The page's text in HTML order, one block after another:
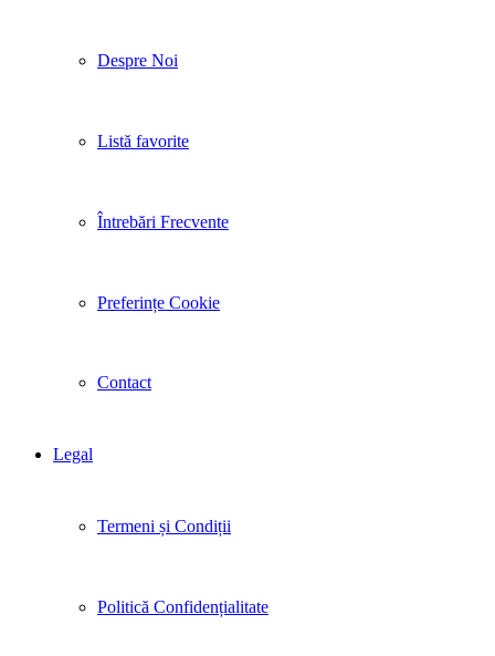
Despre Noi
Listă favorite
Întrebări Frecvente
Preferințe Cookie
Contact
Legal
Termeni și Condiții
Politică Confidențialitate